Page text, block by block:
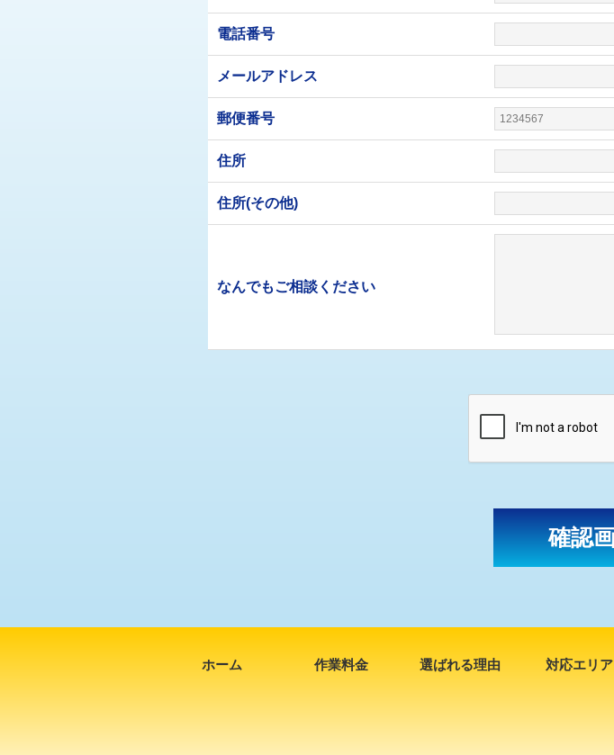
電話番号
メールアドレス
郵便番号
住所
住所(その他)
なんでもご相談ください
ホーム 作業料金 選ばれる理由 対応エリア